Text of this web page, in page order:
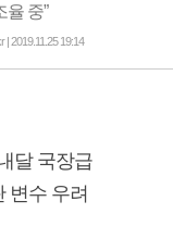
율 중”
2019.11.25 19:14
달 국장급
변수 우려